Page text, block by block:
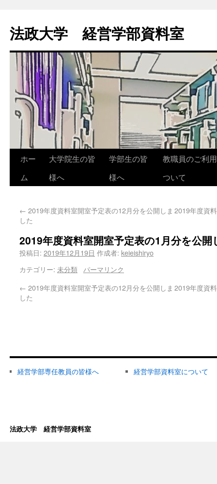
法政大学 経営学部資料室
ホー
ム
大学院生の皆
様へ
学部生の皆
様へ
教職員のご利
ついて
← 2019年度資料室開室予定表の12月分を公開しま
した
2019年度資
2019年度資料室開室予定表の1月分を公開
投稿日: 2019年12月19日 作成者: keieishiryo
カテゴリー: 未分類
パーマリンク
← 2019年度資料室開室予定表の12月分を公開しま
した
2019年度資
経営学部専任教員の皆様へ 経営学部資料室について
法政大学 経営学部資料室